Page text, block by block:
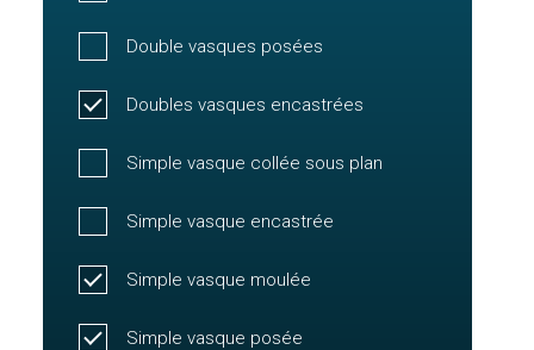
Double vasques posées
Doubles vasques encastrées
Simple vasque collée sous plan
Simple vasque encastrée
Simple vasque moulée
Simple vasque posée